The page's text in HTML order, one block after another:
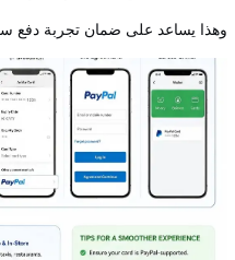
وهذا يساعد على ضمان تجربة دفع